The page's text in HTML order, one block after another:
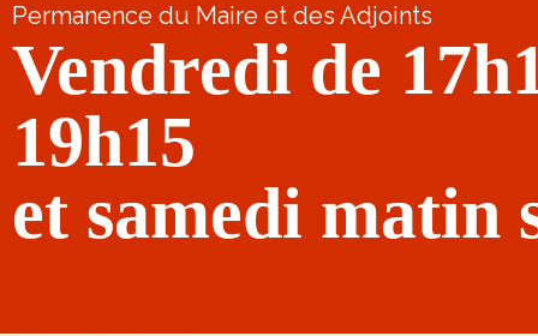
Permanence du Maire et des Adjoints
Vendredi de
19h15
et samedi matin